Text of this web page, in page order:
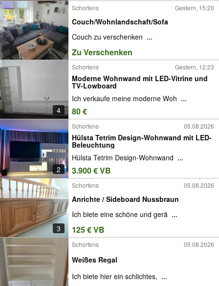
Schortens Gestern, 15:20
Couch/Wohnlandschaft/Sofa
Couch zu verschenken ...
Zu Verschenken
4
Schortens Gestern, 12:23
Moderne Wohnwand mit LED-Vitrine und
TV-Lowboard
Ich verkaufe meine moderne Woh ...
80 €
2
Schortens 05.08.2026
Hülsta Tetrim Design-Wohnwand mit LED-
Beleuchtung
Hülsta Tetrim Design-Wohnwand ...
3.900 € VB
3
Schortens 05.08.2026
Anrichte / Sideboard Nussbraun
Ich biete eine schöne und gerä ...
125 € VB
Schortens 05.08.2026
Weißes Regal
Ich biete hier ein schlichtes, ...